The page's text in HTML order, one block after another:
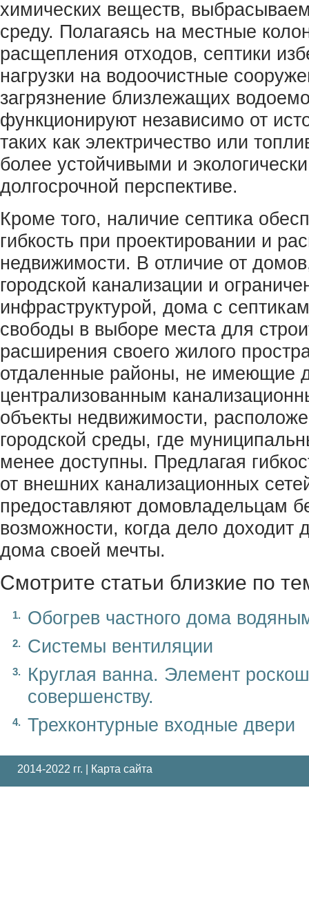
химических веществ,
среду. Полагаясь на местные
расщепления отходов, септики
нагрузки на водоочистные
загрязнение близлежащих
функционируют независимо от
таких как электричество или
более устойчивыми и
долгосрочной перспективе.
Кроме того, наличие септика
гибкость при проектировании и
недвижимости. В отличие от
городской канализации и
инфраструктурой, дома с
свободы в выборе места для
расширения своего жилого
отдаленные районы, не имеющие
централизованным
объекты недвижимости,
городской среды, где
менее доступны. Предлагая
от внешних канализационных
предоставляют домовладельцам
возможности, когда дело доходит
дома своей мечты.
Смотрите статьи близкие по
Обогрев частного дома
Системы вентиляции
Круглая ванна. Элемент
совершенству.
Трехконтурные входные двери
2014-2022 гг. | Карта сайта